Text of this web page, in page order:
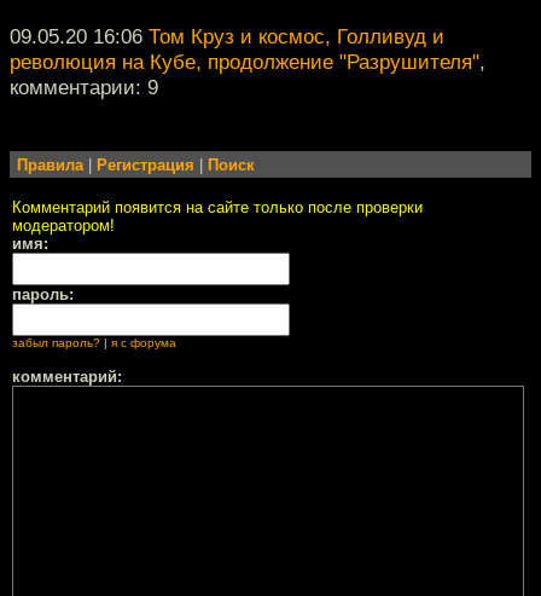
09.05.20 16:06 Том Круз и космос, Голливуд и
революция на Кубе, продолжение "Разрушителя",
комментарии: 9
Правила| Регистрация Поиск
Комментарий появится на сайте только после проверки
модератором!
имя:
пароль:
забыл пароль? | я с форума
комментарий: